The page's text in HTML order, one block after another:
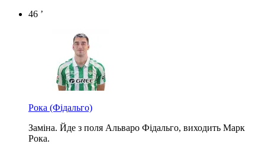
46 ’
Рока (Фідальго)
Заміна. Йде з поля Альваро Фідальго, виходить Марк
Рока.